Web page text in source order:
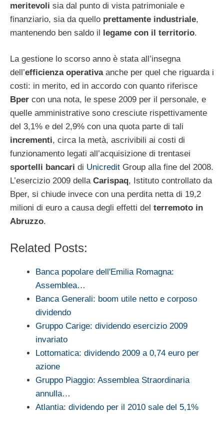
meritevoli sia dal punto di vista patrimoniale e
finanziario, sia da quello prettamente industriale,
mantenendo ben saldo il legame con il territorio.
La gestione lo scorso anno è stata all’insegna
dell’efficienza operativaanche per quel che riguarda i
costi: in merito, ed in accordo con quanto riferisce
Bper con una nota, le spese 2009 per il personale, e
quelle amministrative sono cresciute rispettivamente
del 3,1% e del 2,9% con una quota parte di tali
incrementi, circa la metà, ascrivibili ai costi di
funzionamento legati all’acquisizione di trentasei
sportelli bancari di Unicredit Group alla fine del 2008.
L’esercizio 2009 della Carispaq, Istituto controllato da
Bper, si chiude invece con una perdita netta di 19,2
milioni di euro a causa degli effetti del terremoto in
Abruzzo.
Related Posts:
Banca popolare dell'Emilia Romagna:
Assemblea…
Banca Generali: boom utile netto e corposo
dividendo
Gruppo Carige: dividendo esercizio 2009
invariato
Lottomatica: dividendo 2009 a 0,74 euro per
azione
Gruppo Piaggio: Assemblea Straordinaria
annulla…
Atlantia: dividendo per il 2010 sale del 5,1%